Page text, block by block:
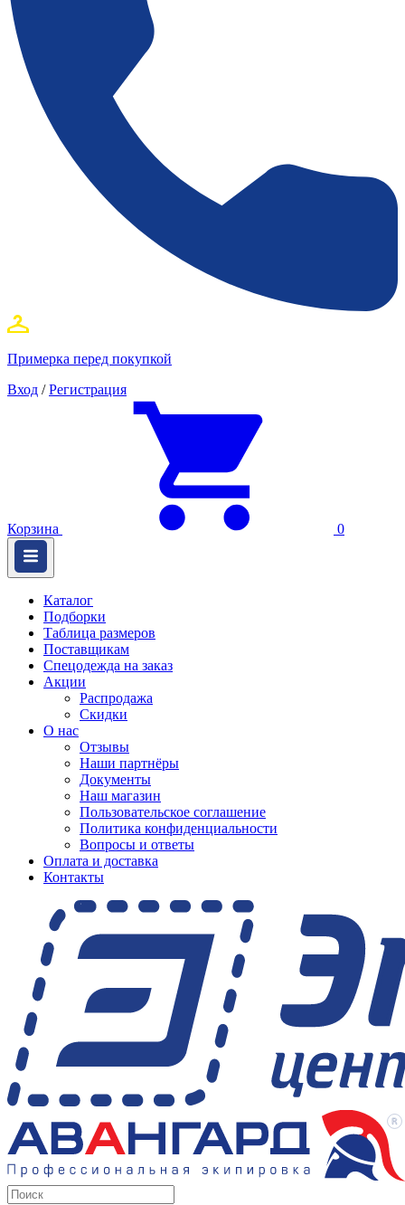
Примерка перед покупкой
Вход / Регистрация
Корзина 0
Каталог
Подборки
Таблица размеров
Поставщикам
Спецодежда на заказ
Акции
Распродажа
Скидки
О нас
Отзывы
Наши партнёры
Документы
Наш магазин
Пользовательское соглашение
Политика конфиденциальности
Вопросы и ответы
Оплата и доставка
Контакты